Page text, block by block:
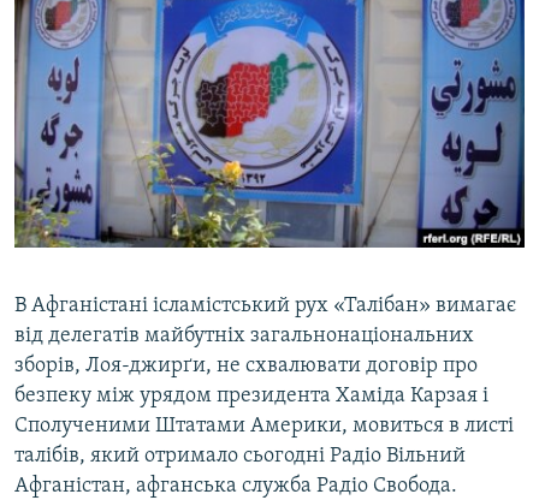
ВСЕ ЗА ДЕНЬ
СПЕЦПРОЕКТИ
ДЕПОРТАЦІЯ
ВІДЕОУРОКИ «ELIFBE»
СВІДЧЕННЯ ОКУПАЦІЇ
УКРАЇНСЬКА ПРОБЛЕМА КРИМУ
ЯК ОБІЙТИ БЛОКУВАННЯ
Русский
Qırımtatar
Усі сайти RFE/RL
В Афганістані ісламістський рух «Талібан» вимагає
від делегатів майбутніх загальнонаціональних
зборів, Лоя-джирґи, не схвалювати договір про
безпеку між урядом президента Хаміда Карзая і
Сполученими Штатами Америки, мовиться в листі
талібів, який отримало сьогодні Радіо Вільний
Афганістан, афганська служба Радіо Свобода.